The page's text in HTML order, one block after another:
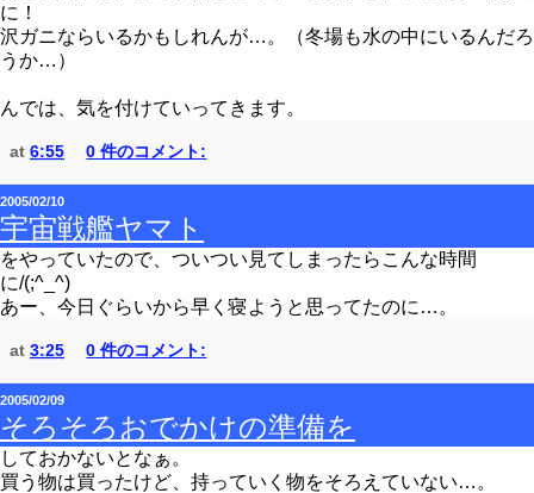
に！
沢ガニならいるかもしれんが…。（冬場も水の中にいるんだろ
うか…）
んでは、気を付けていってきます。
at 6:55 0 件のコメント:
2005/02/10
宇宙戦艦ヤマト
をやっていたので、ついつい見てしまったらこんな時間
に/(;^_^)
あー、今日ぐらいから早く寝ようと思ってたのに…。
at 3:25 0 件のコメント:
2005/02/09
そろそろおでかけの準備を
しておかないとなぁ。
買う物は買ったけど、持っていく物をそろえていない…。